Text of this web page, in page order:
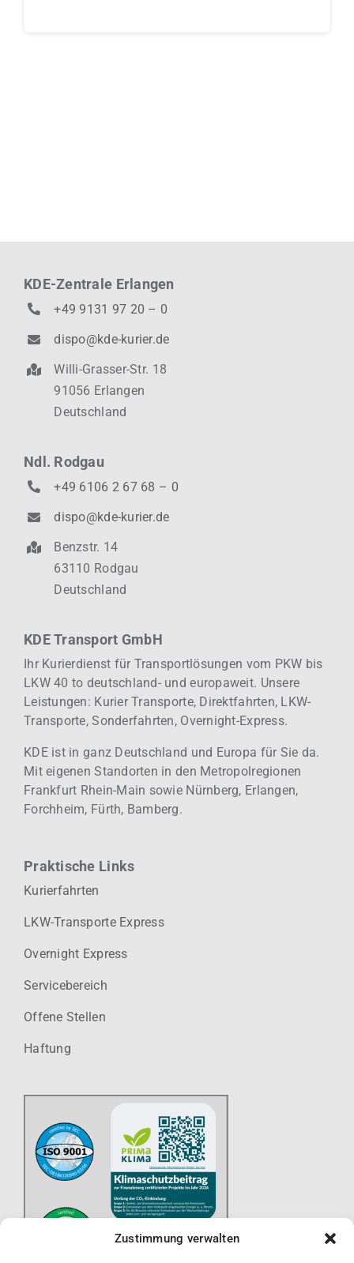
Zustimmung verwalten
KDE-Zentrale Erlangen
+49 9131 97 20 – 0
dispo@kde-kurier.de
Willi-Grasser-Str. 18
91056 Erlangen
Deutschland
Ndl. Rodgau
+49 6106 2 67 68 – 0
dispo@kde-kurier.de
Benzstr. 14
63110 Rodgau
Deutschland
KDE Transport GmbH
Ihr Kurierdienst für Transportlösungen vom PKW bis
LKW 40 to deutschland- und europaweit. Unsere
Leistungen: KurierTransporte, Direktfahrten, LKW-
Transporte, Sonderfahrten, Overnight-Express.
KDE ist in ganz Deutschland und Europa für Sie da.
Mit eigenen Standorten in den Metropolregionen
Frankfurt Rhein-Main sowie Nürnberg, Erlangen,
Forchheim, Fürth, Bamberg.
Praktische Links
Kurierfahrten
LKW-Transporte Express
Overnight Express
Servicebereich
Offene Stellen
Haftung